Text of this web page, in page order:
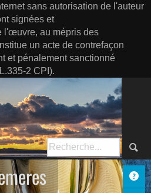
sans autorisation de l'auteur
signées et
l'œuvre, au mépris des
un acte de contrefaçon
et pénalement sanctionné
2 CPI).